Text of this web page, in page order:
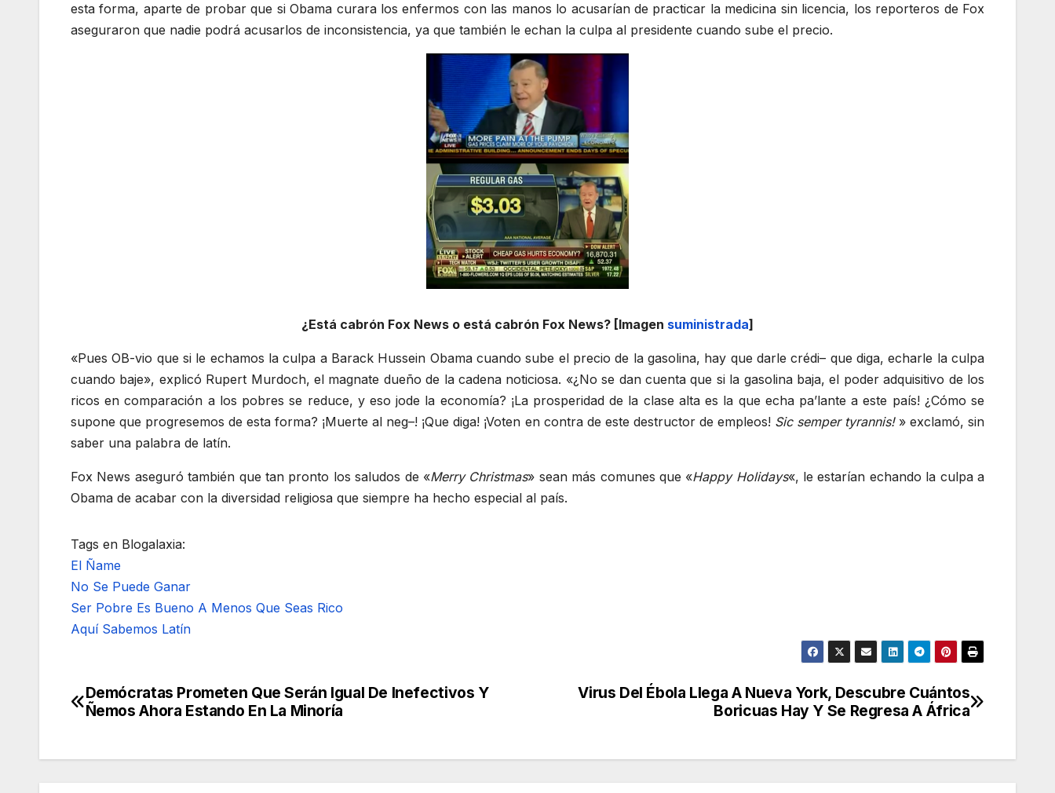
esta forma, aparte de probar que si Obama curara los enfermos con las manos lo acusarían de practicar la medicina sin licencia, los reporteros de Fox
aseguraron que nadie podrá acusarlos de inconsistencia, ya que también le echan la culpa al presidente cuando sube el precio.
¿Está cabrón Fox News o está cabrón Fox News? [Imagen suministrada]
«Pues OB-vio que si le echamos la culpa a Barack Hussein Obama cuando sube el precio de la gasolina, hay que darle crédi– que diga, echarle la culpa
cuando baje», explicó Rupert Murdoch, el magnate dueño de la cadena noticiosa. «¿No se dan cuenta que si la gasolina baja, el poder adquisitivo de los
ricos en comparación a los pobres se reduce, y eso jode la economía? ¡La prosperidad de la clase alta es la que echa pa’lante a este país! ¿Cómo se
supone que progresemos de esta forma? ¡Muerte al neg–! ¡Que diga! ¡Voten en contra de este destructor de empleos! Sic semper tyrannis!» exclamó, sin
saber una palabra de latín.
Fox News aseguró también que tan pronto los saludos de «Merry Christmas» sean más comunes que «Happy Holidays«, le estarían echando la culpa a
Obama de acabar con la diversidad religiosa que siempre ha hecho especial al país.
Tags en Blogalaxia:
El Ñame
No Se Puede Ganar
Ser Pobre Es Bueno A Menos Que Seas Rico
Aquí Sabemos Latín
Navegación
entradas
Virus Del Ébola Llega A Nueva York, Descubre Cuántos
Boricuas Hay Y Se Regresa A África
Demócratas Prometen Que Serán Igual De Inefectivos Y
Ñemos Ahora Estando En La Minoría